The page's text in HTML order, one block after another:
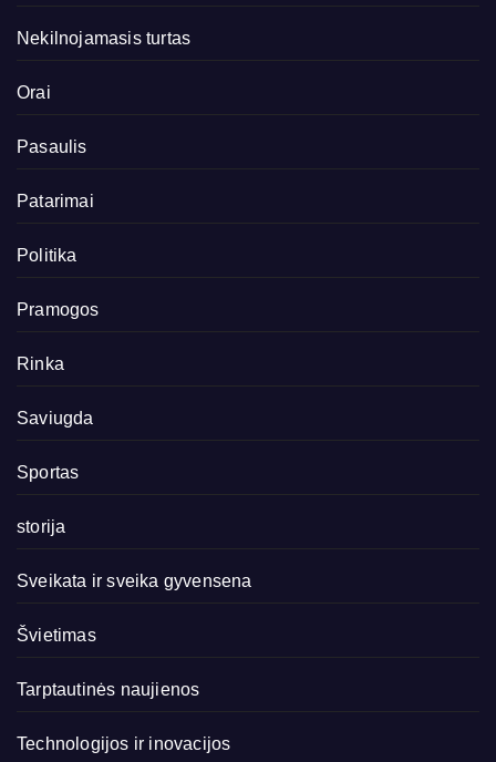
Nekilnojamasis turtas
Orai
Pasaulis
Patarimai
Politika
Pramogos
Rinka
Saviugda
Sportas
storija
Sveikata ir sveika gyvensena
Švietimas
Tarptautinės naujienos
Technologijos ir inovacijos